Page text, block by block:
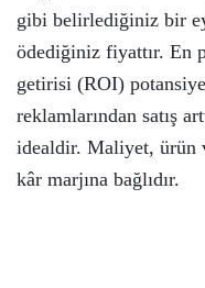
gibi belirlediğiniz bir
ödediğiniz fiyattır. En
getirisi (ROI)
reklamlarından satış
idealdir. Maliyet, ürün
kâr marjına bağlıdır.